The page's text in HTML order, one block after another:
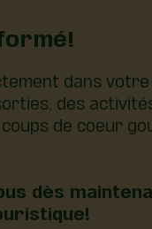
dans
des
de coeur
dès